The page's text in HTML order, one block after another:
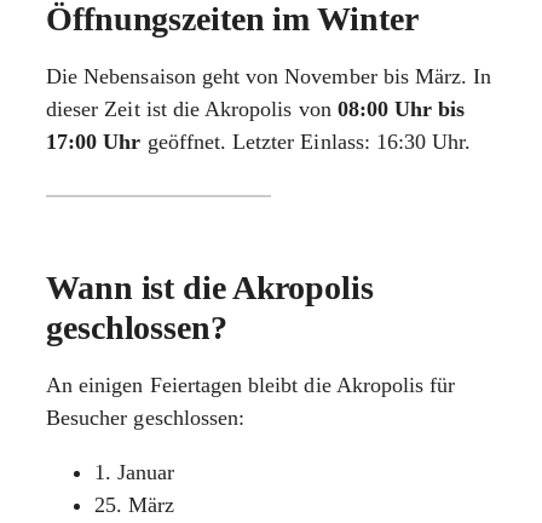
Öffnungszeiten im Winter
Die Nebensaison geht von November bis März. In
dieser Zeit ist die Akropolis von 08:00 Uhr bis
17:00 Uhr geöffnet. Letzter Einlass: 16:30 Uhr.
Wann ist die Akropolis
geschlossen?
An einigen Feiertagen bleibt die Akropolis für
Besucher geschlossen:
1. Januar
25. März